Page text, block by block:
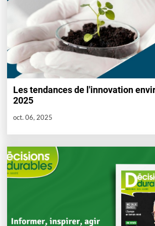
Les tendances de l'innovation
2025
oct. 06, 2025